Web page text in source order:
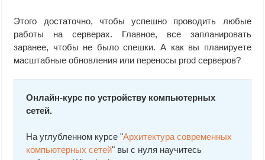
Этого достаточно, чтобы успешно проводить любые
работы на серверах. Главное, все запланировать
заранее, чтобы не было спешки. А как вы планируете
масштабные обновления или переносы prod серверов?
Онлайн-курс по устройству компьютерных
сетей.
На углубленном курсе "Архитектура современных
компьютерных сетей" вы с нуля научитесь